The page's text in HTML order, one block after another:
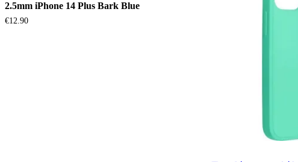
2.5mm iPhone 14 Plus Bark Blue
€12.90